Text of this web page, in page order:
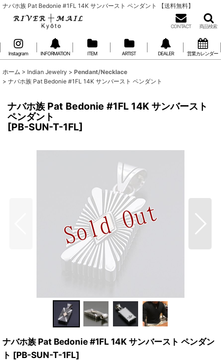
ナバホ族 Pat Bedonie #1FL 14K サンバースト ペンダント 【送料無料】
CONTACT 商品検索
Instagram INFORMATION ITEM ARTIST DEALER 営業カレンダー
ホーム > Indian Jewelry > Pendant/Necklace
> ナバホ族 Pat Bedonie #1FL 14K サンバースト ペンダント
ナバホ族 Pat Bedonie #1FL 14K サンバースト
ペンダント
[PB-SUN-T-1FL]
ナバホ族 Pat Bedonie #1FL 14K サンバースト ペンダン
ト [PB-SUN-T-1FL]